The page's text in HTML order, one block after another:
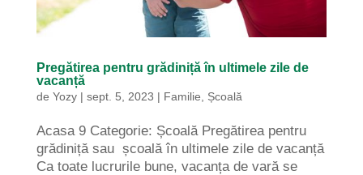
Pregătirea pentru grădiniță în ultimele zile de
vacanță
de Yozy| sept. 5, 2023 | Familie Școală
Acasa 9 Categorie: Școală Pregătirea pentru
grădiniță sau școală în ultimele zile de vacanță
Ca toate lucrurile bune, vacanța de vară se